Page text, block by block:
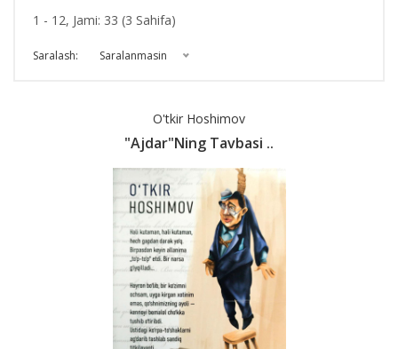
1 - 12, Jami: 33 (3 Sahifa)
Saralash: Saralanmasin
O'tkir Hoshimov
"Ajdar"ning Tavbasi ..